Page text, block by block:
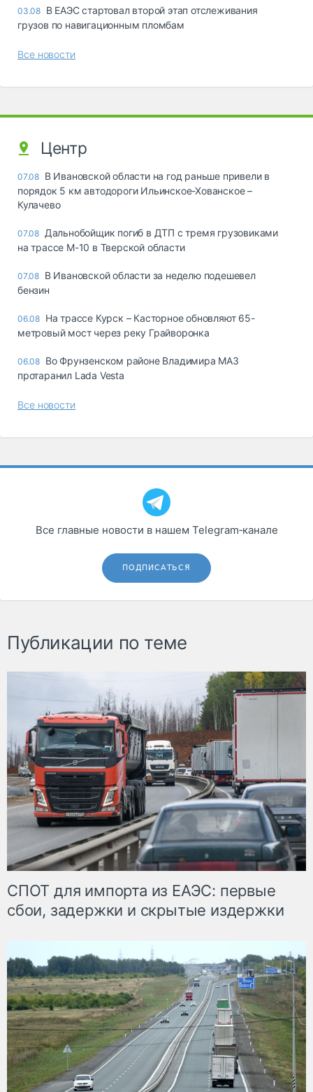
03.08 В ЕАЭС стартовал второй этап отслеживания
грузов по навигационным пломбам
Все новости
Центр
07.08 В Ивановской области на год раньше привели в
порядок 5 км автодороги Ильинское-Хованское –
Кулачево
07.08 Дальнобойщик погиб в ДТП с тремя грузовиками
на трассе М-10 в Тверской области
07.08 В Ивановской области за неделю подешевел
бензин
06.08 На трассе Курск – Касторное обновляют 65-
метровый мост через реку Грайворонка
06.08 Во Фрунзенском районе Владимира МАЗ
протаранил Lada Vesta
Все новости
Все главные новости в нашем Telegram‑канале
ПОДПИСАТЬСЯ
Публикации по теме
СПОТ для импорта из ЕАЭС: первые
сбои, задержки и скрытые издержки